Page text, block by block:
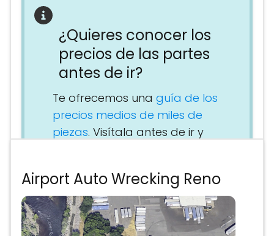
¿Quieres conocer los
precios de las partes
antes de ir?
Te ofrecemos una guía de los
precios medios de miles de
piezas. Visítala antes de ir y
reparación y planificar tu
presupuesto con tiempo.
Airport Auto Wrecking Reno